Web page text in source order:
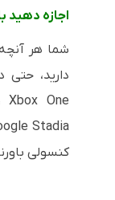
اجازه دهید
شما هر
دارید،
کنسولی